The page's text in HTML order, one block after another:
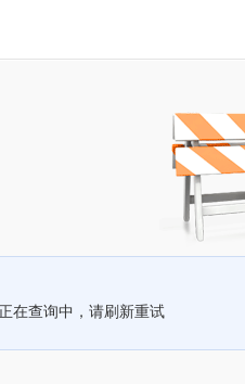
在查询中，请刷新重试